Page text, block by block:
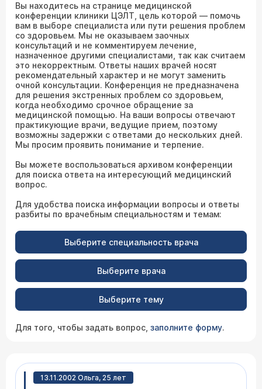
Вы находитесь на странице медицинской
конференции клиники ЦЭЛТ, цель которой — помочь
вам в выборе специалиста или пути решения проблем
со здоровьем. Мы не оказываем заочных
консультаций и не комментируем лечение,
назначенное другими специалистами, так как считаем
это некорректным. Ответы наших врачей носят
рекомендательный характер и не могут заменить
очной консультации. Конференция не предназначена
для решения экстренных проблем со здоровьем,
когда необходимо срочное обращение за
медицинской помощью. На ваши вопросы отвечают
практикующие врачи, ведущие прием, поэтому
возможны задержки с ответами до нескольких дней.
Мы просим проявить понимание и терпение.
Вы можете воспользоваться архивом конференции
для поиска ответа на интересующий медицинский
вопрос.
Для удобства поиска информации вопросы и ответы
разбиты по врачебным специальностям и темам:
Выберите специальность врача
Выберите врача
Выберите тему
Для того, чтобы задать вопрос, заполните форму.
13.11.2002 Ольга, 25 лет